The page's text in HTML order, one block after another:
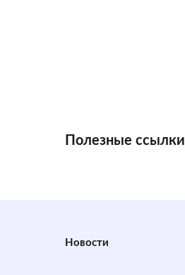
Полезные ссылки
Новости